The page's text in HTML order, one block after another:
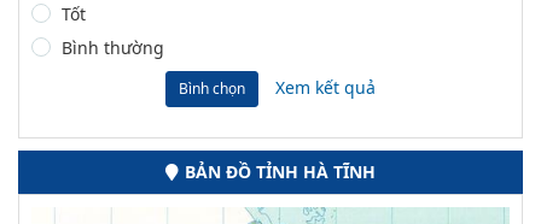
Tốt
Bình thường
Bình chọn Xem kết quả
BẢN ĐỒ TỈNH HÀ TĨNH